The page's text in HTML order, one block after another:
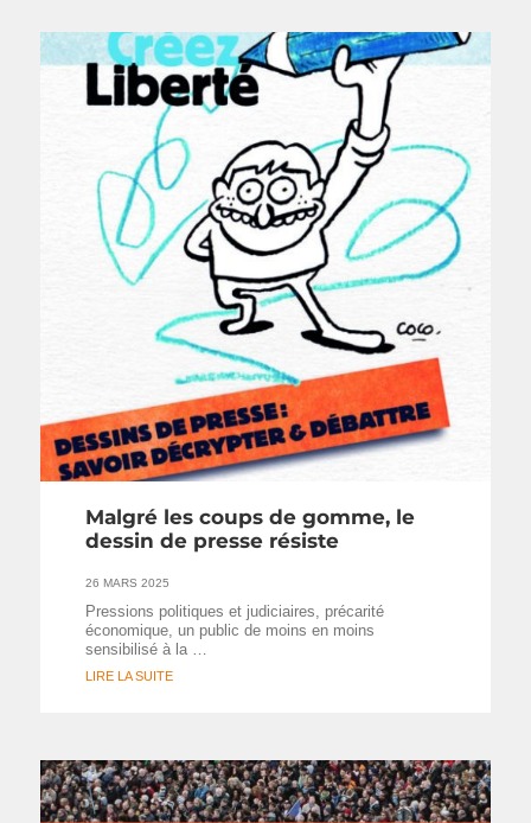
Malgré les coups de gomme, le
dessin de presse résiste
26 MARS 2025
Pressions politiques et judiciaires, précarité
économique, un public de moins en moins
sensibilisé à la …
LIRE LA SUITE